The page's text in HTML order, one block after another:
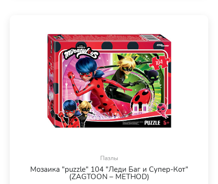
Пазлы
Мозаика "puzzle" 104 "Леди Баг и Супер-Кот"
(ZAGTOON – METHOD)